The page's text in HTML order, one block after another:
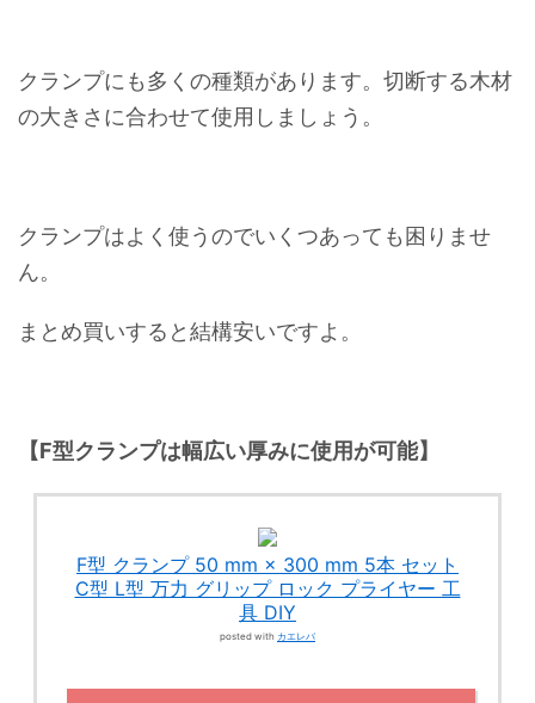
クランプにも多くの種類があります。切断する木材
の大きさに合わせて使用しましょう。
クランプはよく使うのでいくつあっても困りませ
ん。
まとめ買いすると結構安いですよ。
【F型クランプは幅広い厚みに使用が可能】
F型 クランプ 50 mm × 300 mm 5本 セット
C型 L型 万力 グリップ ロック プライヤー 工
具 DIY
posted with カエレバ